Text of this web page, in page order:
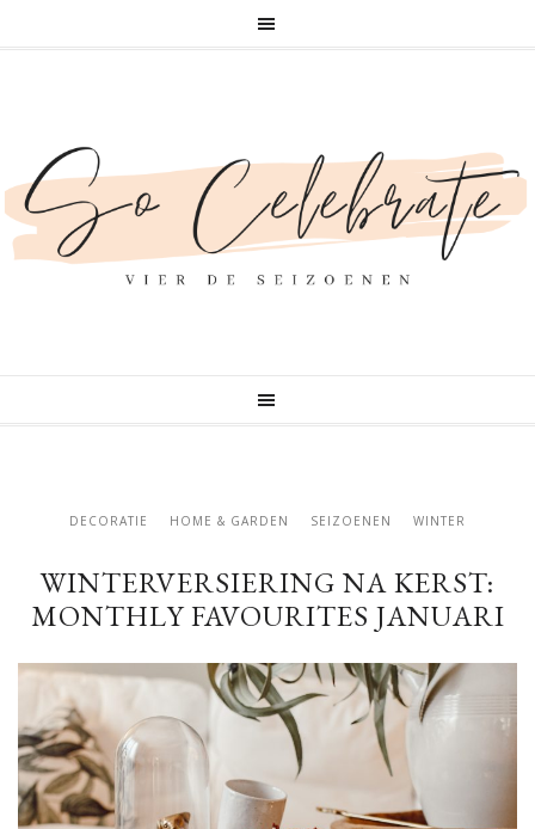
DECORATIE HOME & GARDEN SEIZOENEN WINTER
WINTERVERSIERING NA KERST:
MONTHLY FAVOURITES JANUARI